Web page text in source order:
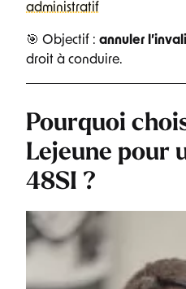
administratif
🎯 Objectif : annuler
droit à conduire.
Pourquoi
Lejeune pour
48SI ?